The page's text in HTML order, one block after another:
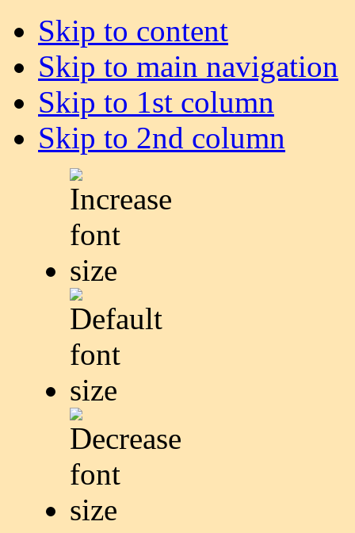
Skip to content
Skip to main navigation
Skip to 1st column
Skip to 2nd column